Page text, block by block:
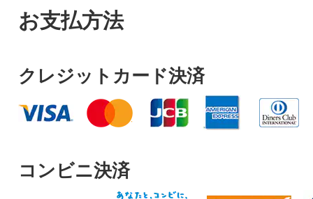
お支払方法
クレジットカード決済
コンビニ決済